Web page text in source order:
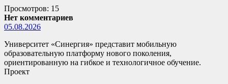
Просмотров: 15
Нет комментариев
05.08.2026
Университет «Синергия» представит мобильную
образовательную платформу нового поколения,
ориентированную на гибкое и технологичное обучение.
Проект